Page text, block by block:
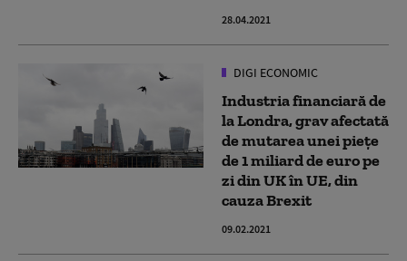
28.04.2021
DIGI ECONOMIC
Industria financiară de
la Londra, grav afectată
de mutarea unei piețe
de 1 miliard de euro pe
zi din UK în UE, din
cauza Brexit
09.02.2021